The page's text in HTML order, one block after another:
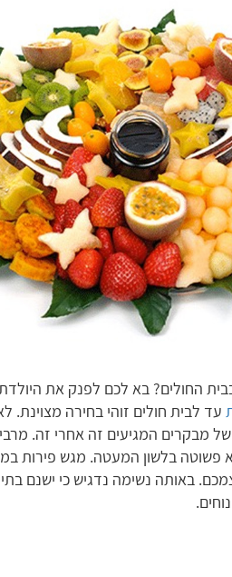
החולים? בא לכם לפנק את
עד לבית חולים זוהי בחירה מצוינת.
מבקרים המגיעים זה אחרי זה.
בלשון המעטה. מגש פירות
באותה נשימה נדגיש כי ישנם בתי